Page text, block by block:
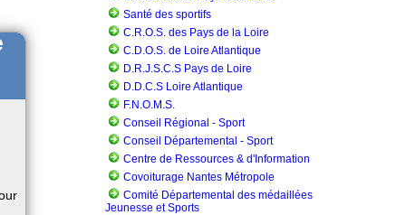
Santé des sportifs
C.R.O.S. des Pays de la Loire
C.D.O.S. de Loire Atlantique
D.R.J.S.C.S Pays de Loire
D.D.C.S Loire Atlantique
F.N.O.M.S.
Conseil Régional - Sport
Conseil Départemental - Sport
Centre de Ressources & d'Information
Covoiturage Nantes Métropole
Comité Départemental des médaillées
Jeunesse et Sports